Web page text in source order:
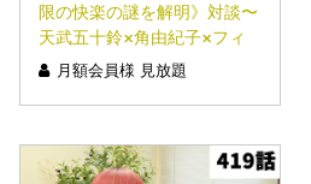
限の快楽の謎を解明》対談〜
天武五十鈴×角由紀子×フィ
クサー〜⑤
月額会員様 見放題